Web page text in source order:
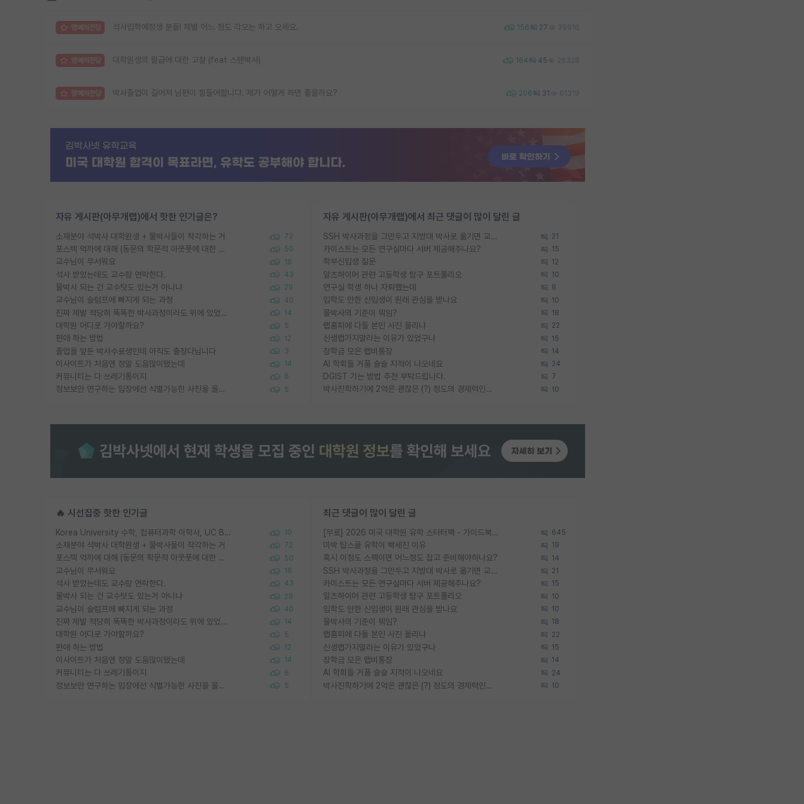
명예의전당 석사입학예정생 분들! 제발 어느 정도 각오는 하고 오세요. 156 27 39916
명예의전당 대학원생의 월급에 대한 고찰 (feat 스탠박사) 164 45 26328
명예의전당 박사졸업이 길어져 남편이 힘들어합니다. 제가 어떻게 하면 좋을까요? 206 31 61319
자유 게시판(아무개랩)에서 핫한 인기글은?
소재분야 석박사 대학원생 + 물박사들이 착각하는 거 72
포스텍 억까에 대해 (동문의 학문적 아웃풋에 대한 반박) 50
교수님이 무서워요 16
석사 받았는데도 교수랑 연락한다. 43
물박사 되는 건 교수탓도 있는거 아니냐 29
교수님이 슬럼프에 빠지게 되는 과정 40
진짜 제발 적당히 똑똑한 박사과정이라도 위에 있었으면.. 14
대학원 어디로 가야할까요? 5
편애 하는 방법 12
졸업을 앞둔 박사수료생인데 아직도 출장다닙니다 3
이사이트가 처음엔 정말 도움많이됐는데 14
커뮤니티는 다 쓰레기통이지 6
정보보안 연구하는 입장에선 식별가능한 사진을 올리는건 비추이긴함 5
자유 게시판(아무개랩)에서 최근 댓글이 많이 달린 글
SSH 박사과정을 그만두고 지방대 박사로 옮기면 교수의 꿈은 끝일까요? 21
카이스트는 모든 연구실마다 서버 제공해주나요? 15
학부신입생 질문 12
알츠하이머 관련 고등학생 탐구 포트폴리오 10
연구실 학생 하나 자퇴했는데 8
입학도 안한 신입생이 원래 관심을 받나요 10
물박사의 기준이 뭐임? 18
랩홈피에 다들 본인 사진 올리냐 22
신생랩가지말라는 이유가 있었구나 15
장학금 모은 랩비통장 14
AI 학회들 거품 슬슬 지적이 나오네요 24
DGIST 가는 방법 추천 부탁드립니다. 7
박사진학하기에 2억은 괜찮은 (?) 정도의 경제력인가요 10
🔥 시선집중 핫한 인기글
Korea University 수학, 컴퓨터과학 이학사, UC Berkeley 산업공학 대학원 공학박사가 되는 것은 쉽지 않겠죠? 10
소재분야 석박사 대학원생 + 물박사들이 착각하는 거 72
포스텍 억까에 대해 (동문의 학문적 아웃풋에 대한 반박) 50
교수님이 무서워요 16
석사 받았는데도 교수랑 연락한다. 43
물박사 되는 건 교수탓도 있는거 아니냐 29
교수님이 슬럼프에 빠지게 되는 과정 40
진짜 제발 적당히 똑똑한 박사과정이라도 위에 있었으면.. 14
대학원 어디로 가야할까요? 5
편애 하는 방법 12
이사이트가 처음엔 정말 도움많이됐는데 14
커뮤니티는 다 쓰레기통이지 6
정보보안 연구하는 입장에선 식별가능한 사진을 올리는건 비추이긴함 5
최근 댓글이 많이 달린 글
[무료] 2026 미국 대학원 유학 스타터팩 - 가이드북 & 합격자 컨택메일 템플릿 645
미박 탑스쿨 유학이 빡세진 이유 19
혹시 이정도 스펙이면 어느정도 잡고 준비해야하나요? 14
SSH 박사과정을 그만두고 지방대 박사로 옮기면 교수의 꿈은 끝일까요? 21
카이스트는 모든 연구실마다 서버 제공해주나요? 15
알츠하이머 관련 고등학생 탐구 포트폴리오 10
입학도 안한 신입생이 원래 관심을 받나요 10
물박사의 기준이 뭐임? 18
랩홈피에 다들 본인 사진 올리냐 22
신생랩가지말라는 이유가 있었구나 15
장학금 모은 랩비통장 14
AI 학회들 거품 슬슬 지적이 나오네요 24
박사진학하기에 2억은 괜찮은 (?) 정도의 경제력인가요 10